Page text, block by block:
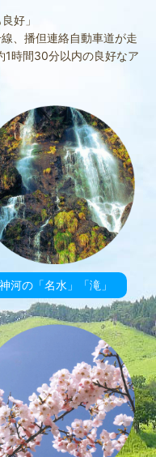
好」
、播但連絡自動車道が走
1時間30分以内の良好なア
神河の「名水」「滝」